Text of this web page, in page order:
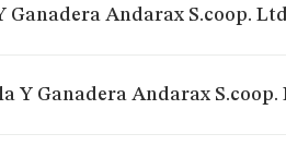
Andarax S.coop.
Y Ganadera Andarax S.coop.